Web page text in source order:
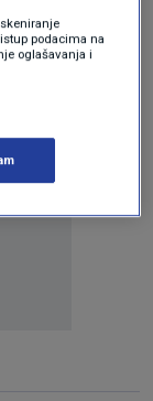
podacima na
oglašavanja i